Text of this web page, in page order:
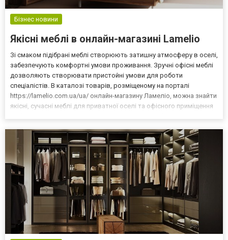
Бізнес новини
Якісні меблі в онлайн-магазині Lamelio
Зі смаком підібрані меблі створюють затишну атмосферу в оселі,
забезпечують комфортні умови проживання. Зручні офісні меблі
дозволяють створювати пристойні умови для роботи
спеціалістів. В каталозі товарів, розміщеному на порталі
https://lamelio.com.ua/ua/ онлайн-магазину Ламеліо, можна знайти
якісні, сучасні меблі для приватної оселі та офісного приміщення